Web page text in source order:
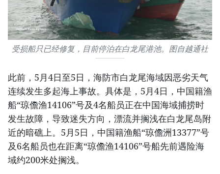
受损船只已经修复，目前停泊在白龙尾港池。图自越通社
此前，5月4日至5日，海防市白龙尾海域因恶劣天气
连续发生多起海上事故。具体是，5月4日，中国籍渔
船“琼儋渔14106”号及4名船员正在中国海域捕捞时
发生故障，导致迷失方向，漂流并搁浅在白龙尾岛附
近的暗礁上。5月5日，中国籍渔船“琼儋洲13377”号
及6名船员也在距离“琼儋渔14106”号船先前遇险海
域约200米处搁浅。